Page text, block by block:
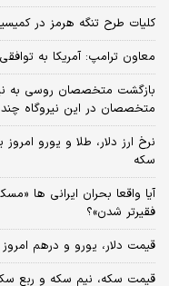
کلیات طرح تنگه هرمز در
معاون ترامپ: آمریکا به
بازگشت متخصصان روسی به
متخصصان در این نیروگاه
سکه
آیا واقعا بحران ایرانی ها
فقیرتر شدن»؟
قیمت دلار، یورو و درهم امروز یکشنبه ۱۸ مرداد ۱۴۰۵